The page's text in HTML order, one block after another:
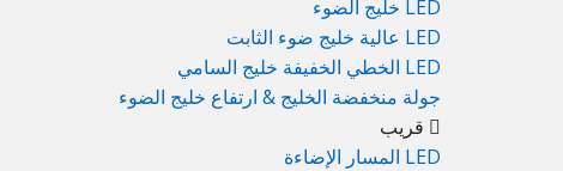
LED خليج الضوء
LED عالية خليج ضوء الثابت
LED الخطي الخفيفة خليج السامي
جولة منخفضة الخليج & ارتفاع خليج الضوء
قريب
LED المسار الإضاءة